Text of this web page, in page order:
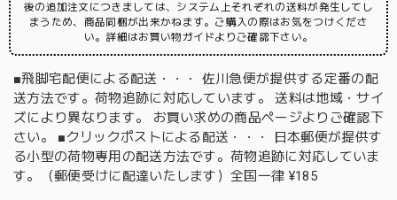
後の追加注文につきましては、システム上それぞれの送料が発生してし
まうため、商品同梱が出来かねます。ご購入の際はお気をつけくださ
い。詳細はお買い物ガイドよりご確認下さい。
■飛脚宅配便による配送・・・ 佐川急便が提供する定番の配
送方法です。荷物追跡に対応しています。 送料は地域・サイ
ズにより異なります。 お買い求めの商品ページよりご確認下
さい。 ■クリックポストによる配送・・・ 日本郵便が提供す
る小型の荷物専用の配送方法です。荷物追跡に対応していま
す。（郵便受けに配達いたします）全国一律 ¥185